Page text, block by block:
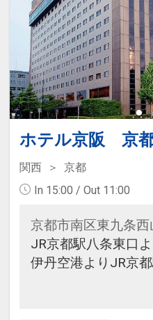
ホテル京阪 京
関西
京都
In 15:00 / Out 11:00
京都市南区東九条西
JR京都駅八条東口
伊丹空港よりJR京